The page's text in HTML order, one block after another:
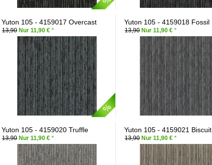
Yuton 105 - 4159017 Overcast
13,90 Nur 11,90 € *
Yuton 105 - 4159018 Fossil
13,90 Nur 11,90 € *
Yuton 105 - 4159020 Truffle
13,90 Nur 11,90 € *
Yuton 105 - 4159021 Biscuit
13,90 Nur 11,90 € *